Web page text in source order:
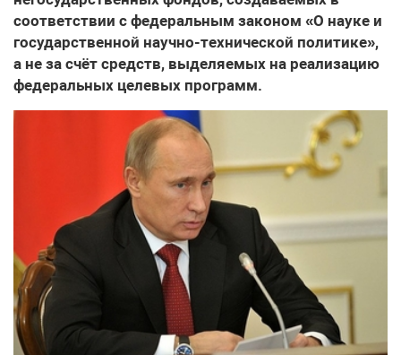
соответствии с федеральным законом «О науке и
государственной научно-технической политике»,
а не за счёт средств, выделяемых на реализацию
федеральных целевых программ.